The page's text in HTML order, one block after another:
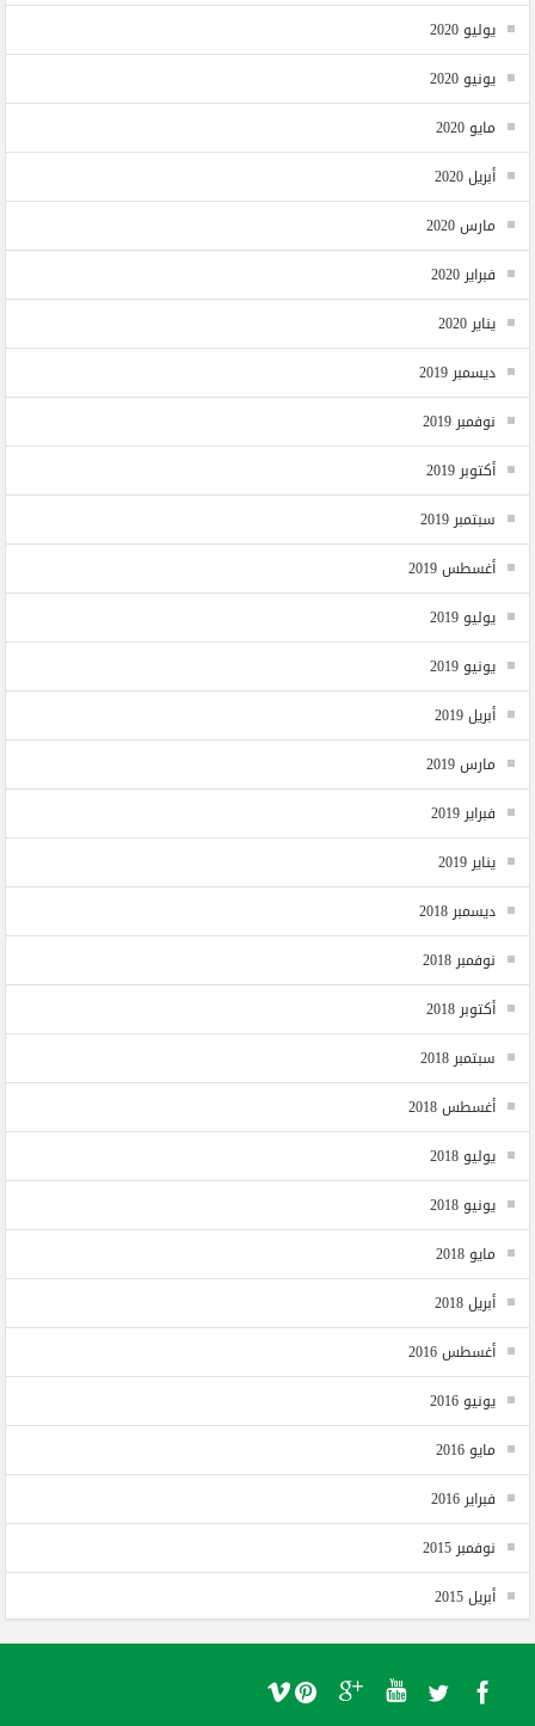
يوليو 2020
يونيو 2020
مايو 2020
أبريل 2020
مارس 2020
فبراير 2020
يناير 2020
ديسمبر 2019
نوفمبر 2019
أكتوبر 2019
سبتمبر 2019
أغسطس 2019
يوليو 2019
يونيو 2019
أبريل 2019
مارس 2019
فبراير 2019
يناير 2019
ديسمبر 2018
نوفمبر 2018
أكتوبر 2018
سبتمبر 2018
أغسطس 2018
يوليو 2018
يونيو 2018
مايو 2018
أبريل 2018
أغسطس 2016
يونيو 2016
مايو 2016
فبراير 2016
نوفمبر 2015
أبريل 2015